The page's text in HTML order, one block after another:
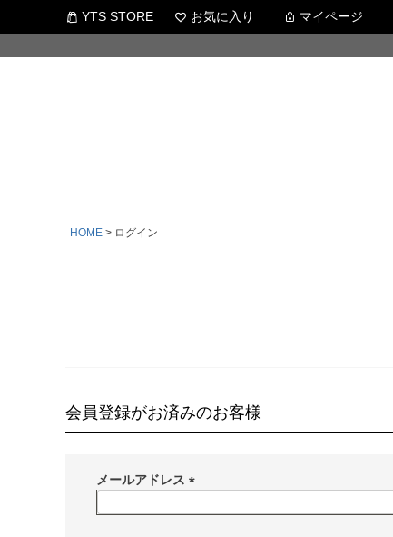
YTS STORE お気に入り マイページ
HOME ログイン
会員登録がお済みのお客様
メールアドレス